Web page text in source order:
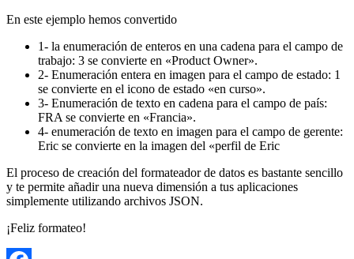
En este ejemplo hemos convertido
1- la enumeración de enteros en una cadena para el campo de
trabajo: 3 se convierte en «Product Owner».
2- Enumeración entera en imagen para el campo de estado: 1
se convierte en el icono de estado «en curso».
3- Enumeración de texto en cadena para el campo de país:
FRA se convierte en «Francia».
4- enumeración de texto en imagen para el campo de gerente:
Eric se convierte en la imagen del «perfil de Eric
El proceso de creación del formateador de datos es bastante sencillo
y te permite añadir una nueva dimensión a tus aplicaciones
simplemente utilizando archivos JSON.
¡Feliz formateo!